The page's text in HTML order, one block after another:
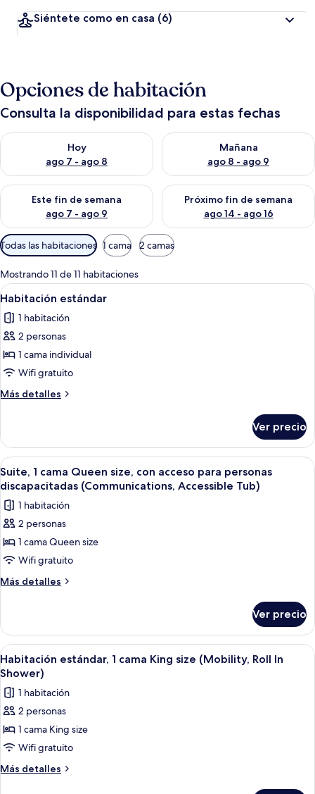
Siéntete como en casa (6)
Opciones de habitación
Consulta la disponibilidad para estas fechas
Hoy
ago 7 - ago 8
Consulta la disponibilidad para hoy ago 7 - ago 8
Mañana
ago 8 - ago 9
Consulta la disponibilidad
Este fin de semana
ago 7 - ago 9
Consulta la disponibilidad para este fin de semana ago 7 -
Próximo fin de semana
ago 14 - ago 16
Consulta la disponibilidad
Filtros
disponibles
para
las
habitaciones
Todas las habitaciones 1 cama 2 camas
Mostrando 11 de 11 habitaciones
Abrir
todas
las
fotos
de
Habitación
estándar
Una cama bien tendida con
7
Habitación estándar
1 habitación
2 personas
1 cama individual
Wifi gratuito
Más detalles
Más
estándar
Ver precio
Abrir
todas
las
fotos
de
Suite,
1
cama
con
acceso
para
personas
discapacitadas
(Communications,
Accessible
Tub)
Una habitación de hotel con una
9
Suite, 1 cama Queen size, con acceso para personas
discapacitadas (Communications, Accessible Tub)
1 habitación
2 personas
1 cama Queen size
Wifi gratuito
Más detalles
Más
1
cama
Queen
size,
acceso
para
personas
discapacitadas
(Communications,
Tub)
Ver precio
Abrir
todas
las
fotos
de
Habitación
estándar,
1
Habitación de hotel con cama,
7
Habitación estándar, 1 cama King size (Mobility, Roll In
Shower)
1 habitación
2 personas
1 cama King size
Wifi gratuito
Más detalles
Más